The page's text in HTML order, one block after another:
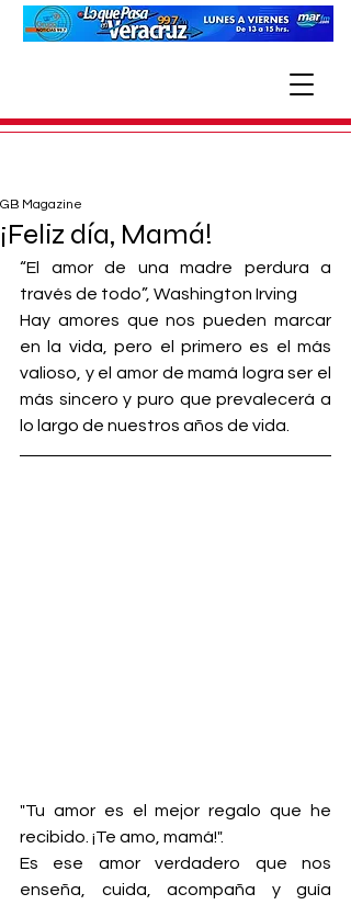
¡Feliz día, Mamá!
GB Magazine
“El amor de una madre perdura a
través de todo”, Washington Irving
Hay amores que nos pueden marcar
en la vida, pero el primero es el más
valioso, y el amor de mamá logra ser el
más sincero y puro que prevalecerá a
lo largo de nuestros años de vida.
"Tu amor es el mejor regalo que he
recibido. ¡Te amo, mamá!".
Es ese amor verdadero que nos
enseña, cuida, acompaña y guía